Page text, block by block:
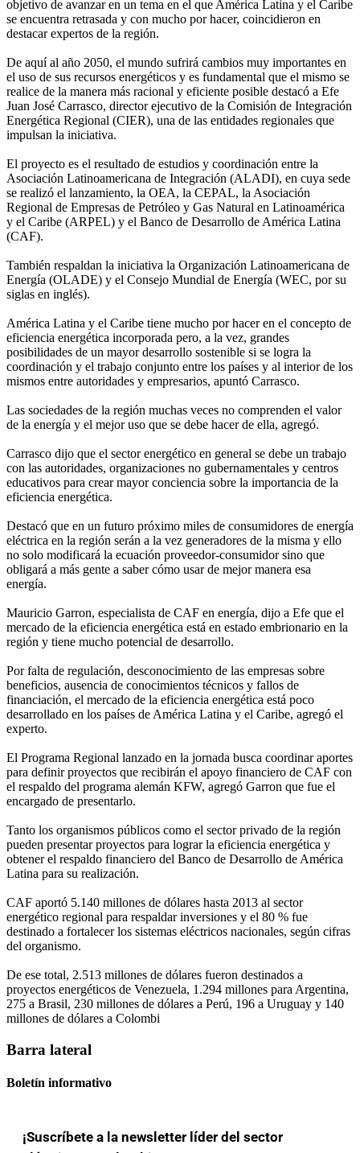
objetivo de avanzar en un tema en el que América Latina y el Caribe
se encuentra retrasada y con mucho por hacer, coincidieron en
destacar expertos de la región.
De aquí al año 2050, el mundo sufrirá cambios muy importantes en
el uso de sus recursos energéticos y es fundamental que el mismo se
realice de la manera más racional y eficiente posible destacó a Efe
Juan José Carrasco, director ejecutivo de la Comisión de Integración
Energética Regional (CIER), una de las entidades regionales que
impulsan la iniciativa.
El proyecto es el resultado de estudios y coordinación entre la
Asociación Latinoamericana de Integración (ALADI), en cuya sede
se realizó el lanzamiento, la OEA, la CEPAL, la Asociación
Regional de Empresas de Petróleo y Gas Natural en Latinoamérica
y el Caribe (ARPEL) y el Banco de Desarrollo de América Latina
(CAF).
También respaldan la iniciativa la Organización Latinoamericana de
Energía (OLADE) y el Consejo Mundial de Energía (WEC, por su
siglas en inglés).
América Latina y el Caribe tiene mucho por hacer en el concepto de
eficiencia energética incorporada pero, a la vez, grandes
posibilidades de un mayor desarrollo sostenible si se logra la
coordinación y el trabajo conjunto entre los países y al interior de los
mismos entre autoridades y empresarios, apuntó Carrasco.
Las sociedades de la región muchas veces no comprenden el valor
de la energía y el mejor uso que se debe hacer de ella, agregó.
Carrasco dijo que el sector energético en general se debe un trabajo
con las autoridades, organizaciones no gubernamentales y centros
educativos para crear mayor conciencia sobre la importancia de la
eficiencia energética.
Destacó que en un futuro próximo miles de consumidores de energía
eléctrica en la región serán a la vez generadores de la misma y ello
no solo modificará la ecuación proveedor-consumidor sino que
obligará a más gente a saber cómo usar de mejor manera esa
energía.
Mauricio Garron, especialista de CAF en energía, dijo a Efe que el
mercado de la eficiencia energética está en estado embrionario en la
región y tiene mucho potencial de desarrollo.
Por falta de regulación, desconocimiento de las empresas sobre
beneficios, ausencia de conocimientos técnicos y fallos de
financiación, el mercado de la eficiencia energética está poco
desarrollado en los países de América Latina y el Caribe, agregó el
experto.
El Programa Regional lanzado en la jornada busca coordinar aportes
para definir proyectos que recibirán el apoyo financiero de CAF con
el respaldo del programa alemán KFW, agregó Garron que fue el
encargado de presentarlo.
Tanto los organismos públicos como el sector privado de la región
pueden presentar proyectos para lograr la eficiencia energética y
obtener el respaldo financiero del Banco de Desarrollo de América
Latina para su realización.
CAF aportó 5.140 millones de dólares hasta 2013 al sector
energético regional para respaldar inversiones y el 80 % fue
destinado a fortalecer los sistemas eléctricos nacionales, según cifras
del organismo.
De ese total, 2.513 millones de dólares fueron destinados a
proyectos energéticos de Venezuela, 1.294 millones para Argentina,
275 a Brasil, 230 millones de dólares a Perú, 196 a Uruguay y 140
millones de dólares a Colombi
Barra lateral
Boletín informativo
¡Suscríbete a la newsletter líder del sector